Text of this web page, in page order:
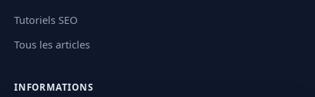
Tutoriels SEO
Tous les articles
INFORMATIONS